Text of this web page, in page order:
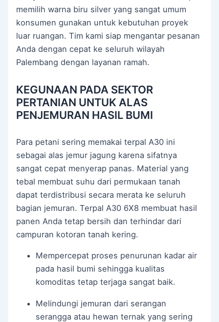
memilih warna biru silver yang sangat umum
konsumen gunakan untuk kebutuhan proyek
luar ruangan. Tim kami siap mengantar pesanan
Anda dengan cepat ke seluruh wilayah
Palembang dengan layanan ramah.
KEGUNAAN PADA SEKTOR
PERTANIAN UNTUK ALAS
PENJEMURAN HASIL BUMI
Para petani sering memakai terpal A30 ini
sebagai alas jemur jagung karena sifatnya
sangat cepat menyerap panas. Material yang
tebal membuat suhu dari permukaan tanah
dapat terdistribusi secara merata ke seluruh
bagian jemuran. Terpal A30 6X8 membuat hasil
panen Anda tetap bersih dan terhindar dari
campuran kotoran tanah kering.
Mempercepat proses penurunan kadar air
pada hasil bumi sehingga kualitas
komoditas tetap terjaga sangat baik.
Melindungi jemuran dari serangan
serangga atau hewan ternak yang sering